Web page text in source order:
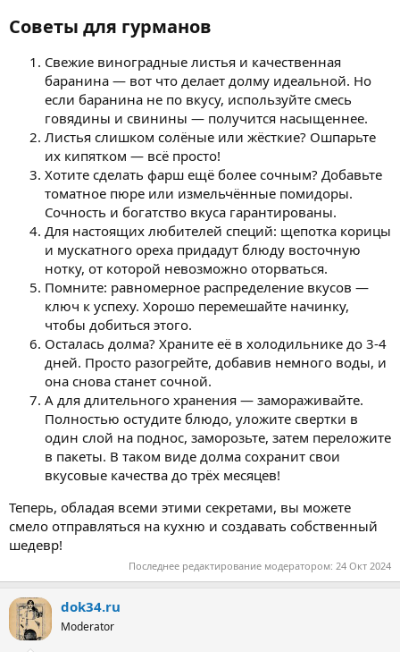
Советы для гурманов​
Свежие виноградные листья и качественная
баранина — вот что делает долму идеальной. Но
если баранина не по вкусу, используйте смесь
говядины и свинины — получится насыщеннее.
Листья слишком солёные или жёсткие? Ошпарьте
их кипятком — всё просто!
Хотите сделать фарш ещё более сочным? Добавьте
томатное пюре или измельчённые помидоры.
Сочность и богатство вкуса гарантированы.
Для настоящих любителей специй: щепотка корицы
и мускатного ореха придадут блюду восточную
нотку, от которой невозможно оторваться.
Помните: равномерное распределение вкусов —
ключ к успеху. Хорошо перемешайте начинку,
чтобы добиться этого.
Осталась долма? Храните её в холодильнике до 3-4
дней. Просто разогрейте, добавив немного воды, и
она снова станет сочной.
А для длительного хранения — замораживайте.
Полностью остудите блюдо, уложите свертки в
один слой на поднос, заморозьте, затем переложите
в пакеты. В таком виде долма сохранит свои
вкусовые качества до трёх месяцев!
Теперь, обладая всеми этими секретами, вы можете
смело отправляться на кухню и создавать собственный
шедевр!
Последнее редактирование модератором: 24 Окт 2024
dok34.ru
Moderator